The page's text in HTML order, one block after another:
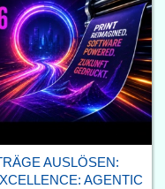
AUSLÖSEN:
AGENTIC